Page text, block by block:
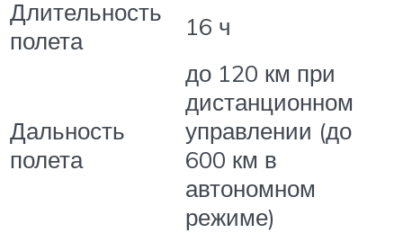
Длительность
полета
16 ч
Дальность
полета
до 120 км при
дистанционном
управлении (до
600 км в
автономном
режиме)